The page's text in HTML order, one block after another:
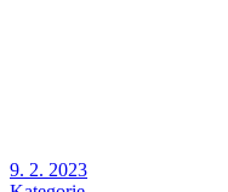
9. 2. 2023